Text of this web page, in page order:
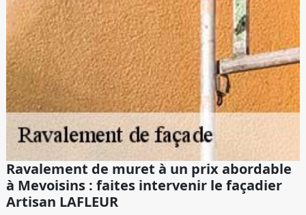
Ravalement de muret à un prix abordable
à Mevoisins : faites intervenir le façadier
Artisan LAFLEUR